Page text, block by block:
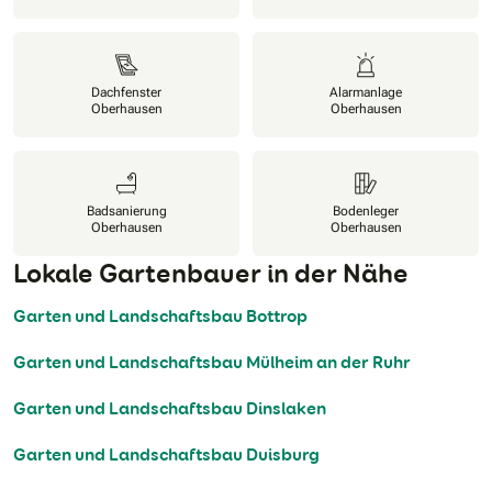
Dachfenster
Oberhausen
Alarmanlage
Oberhausen
Badsanierung
Oberhausen
Bodenleger
Oberhausen
Lokale Gartenbauer in der Nähe
Garten und Landschaftsbau Bottrop
Garten und Landschaftsbau Mülheim an der Ruhr
Garten und Landschaftsbau Dinslaken
Garten und Landschaftsbau Duisburg